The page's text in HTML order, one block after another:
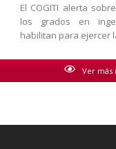
El COGITI alerta
los grados en
habilitan para ejercer
Ver más